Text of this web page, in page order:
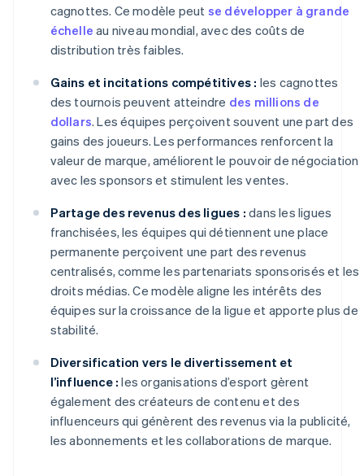
cagnottes. Ce modèle peut se développer à grande
échelle au niveau mondial, avec des coûts de
distribution très faibles.
Gains et incitations compétitives : les cagnottes
des tournois peuvent atteindre des millions de
dollars. Les équipes perçoivent souvent une part des
gains des joueurs. Les performances renforcent la
valeur de marque, améliorent le pouvoir de négociation
avec les sponsors et stimulent les ventes.
Partage des revenus des ligues : dans les ligues
franchisées, les équipes qui détiennent une place
permanente perçoivent une part des revenus
centralisés, comme les partenariats sponsorisés et les
droits médias. Ce modèle aligne les intérêts des
équipes sur la croissance de la ligue et apporte plus de
stabilité.
Diversification vers le divertissement et
l’influence : les organisations d’esport gèrent
également des créateurs de contenu et des
influenceurs qui génèrent des revenus via la publicité,
les abonnements et les collaborations de marque.